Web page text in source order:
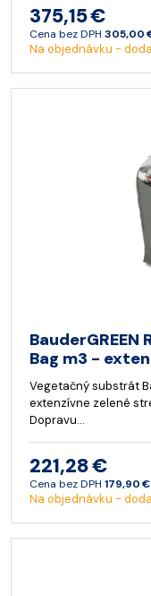
375,15 €
Cena bez DPH 305,00
Na objednávku -
Bag m3 -
Vegetačný substrát
extenzívne zelené
Dopravu…
221,28 €
Cena bez DPH 179,90 €
Na objednávku -